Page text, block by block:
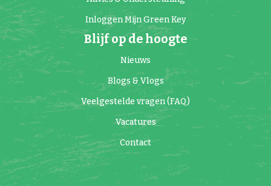
Inloggen Mijn Green Key
Blijf op de hoogte
Nieuws
Blogs & Vlogs
Veelgestelde vragen (FAQ)
Vacatures
Contact